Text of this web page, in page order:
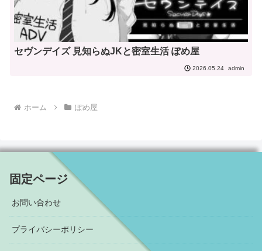
セヴンデイズ 見知らぬJKと密室生活 ぽめ屋
2026.05.24 admin
ホーム ぽめ屋
固定ページ
お問い合わせ
プライバシーポリシー